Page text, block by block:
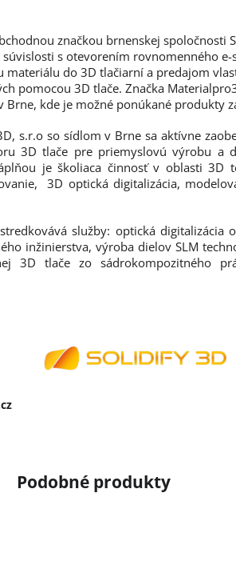
značkou brnenskej spoločnosti
s otevorením rovnomenného e-
materiálu do 3D tlačiarní a predajom
pomocou 3D tlače. Značka
Brne, kde je možné ponúkané produkty
s.r.o so sídlom v Brne sa aktívne
3D tlače pre priemyslovú výrobu a
je školiaca činnosť v oblasti 3D
3D optická digitalizácia,
služby: optická digitalizácia
inžinierstva, výroba dielov SLM
3D tlače zo sádrokompozitného